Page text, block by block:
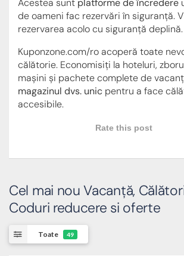
Acestea sunt platforme de încredere
de oameni fac rezervări în siguranță.
rezervarea acolo cu siguranță deplină.
Kuponzone.com/ro acoperă toate
călătorie. Economisiți la hoteluri,
mașini și pachete complete de
magazinul dvs. unic pentru a face
accesibile.
Rate this post
Cel mai nou Vacanță,
Coduri reducere si oferte
Toate 49